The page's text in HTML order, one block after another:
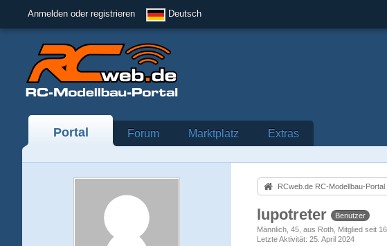
Anmelden oder registrieren Deutsch
Portal Forum Marktplatz Extras
RCweb.de RC-Modellbau-Portal
lupotreter
Benutzer
Männlich 45 aus Roth Mitglied seit
Letzte Aktivität 25. April 2024